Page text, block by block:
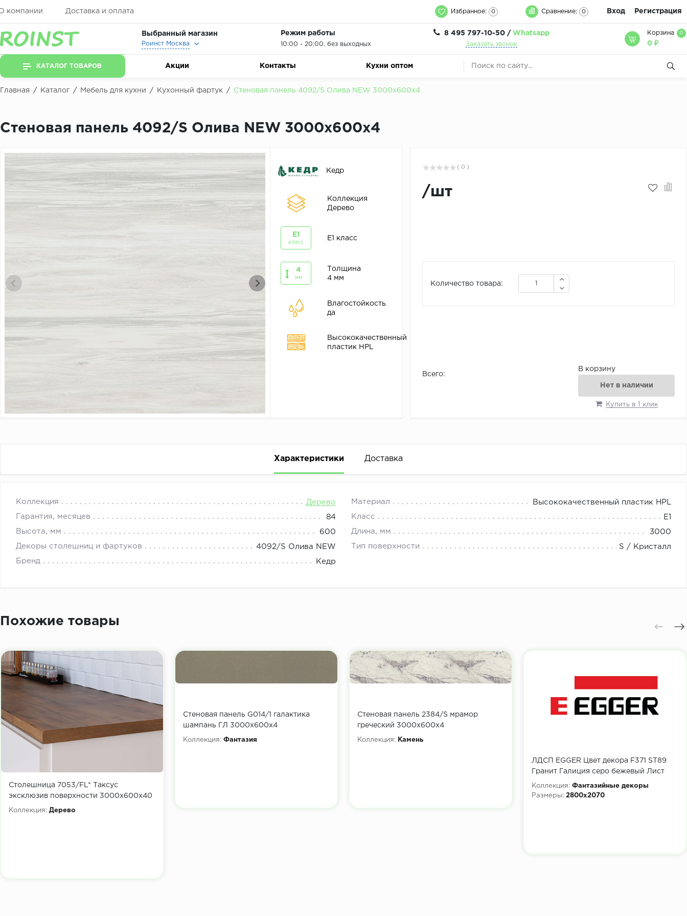
компании Доставка и оплата Избранное: 0 Сравнение: 0 Вход Регистрация
Выбранный магазин
Роинст Москва
Режим работы
10:00 - 20:00, без выходных
8 495 797-10-50 / Whatsapp
Заказать звонок
Корзина 0
0 ₽
КАТАЛОГ ТОВАРОВ Акции Контакты Кухни оптом
Главная / Каталог / Мебель для кухни / Кухонный фартук / Стеновая панель 4092/S Олива NEW 3000х600х4
Стеновая панель 4092/S Олива NEW 3000х600х4
Кедр
Коллекция
Дерево
E1
класс
E1 класс
4
мм
Толщина
4 мм
Влагостойкость
да
Высококачественный
пластик HPL
( 0 )
/шт
Количество товара:
Всего:
В корзину
Нет в наличии
Купить в 1 клик
Характеристики Доставка
Коллекция Дерево Материал Высококачественный пластик HPL
Гарантия, месяцев 84 Класс E1
Высота, мм 600 Длина, мм 3000
Декоры столешниц и фартуков 4092/S Олива NEW Тип поверхности S / Кристалл
Бренд Кедр
Похожие товары
Столешница 7053/FL* Таксус
эксклюзив поверхности 3000х600х40
Коллекция: Дерево
Стеновая панель G014/1 галактика
шампань ГЛ 3000х600х4
Коллекция: Фантазия
Стеновая панель 2384/S мрамор
греческий 3000х600х4
Коллекция: Камень
ЛДСП EGGER Цвет декора F371 ST89
Гранит Галиция серо бежевый Лист
2800x2070х16 мм
Коллекция: Фантазийные декоры
Размеры: 2800x2070